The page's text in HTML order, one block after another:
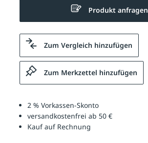
Produkt anfragen
Zum Vergleich hinzufügen
Zum Merkzettel hinzufügen
2 % Vorkassen-Skonto
versandkostenfrei ab 50 €
Kauf auf Rechnung